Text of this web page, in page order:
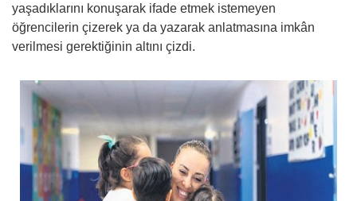
yaşadıklarını konuşarak ifade etmek istemeyen
öğrencilerin çizerek ya da yazarak anlatmasına imkân
verilmesi gerektiğinin altını çizdi.